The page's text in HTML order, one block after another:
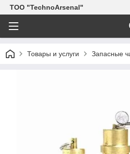
ТОО "TechnoArsenal"
Товары и услуги Запасные